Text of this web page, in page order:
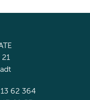
21
62 364